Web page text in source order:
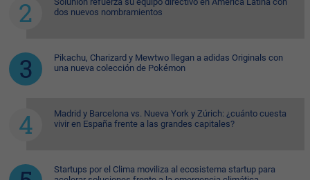
dos nuevos nombramientos
Pikachu, Charizard y Mewtwo llegan a adidas Originals con
una nueva colección de Pokémon
Madrid y Barcelona vs. Nueva York y Zúrich: ¿cuánto cuesta
vivir en España frente a las grandes capitales?
Startups por el Clima moviliza al ecosistema startup para